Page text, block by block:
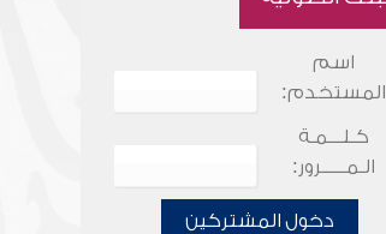
اسم
المستخدم:
كـلـــمـة
الـمـــــرور:
دخول المشتركين